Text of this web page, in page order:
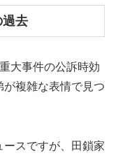
過去
大事件の公訴時効
複雑な表情で見つ
スですが、田鎖家